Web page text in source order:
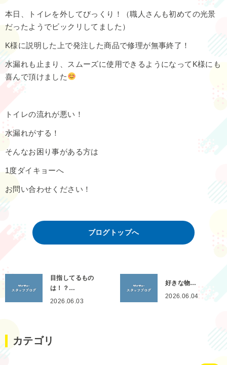
本日、トイレを外してびっくり！（職人さんも初めての光景
だったようでビックリしてました）
K様に説明した上で発注した商品で修理が無事終了！
水漏れも止まり、スムーズに使用できるようになってK様にも
喜んで頂けました
トイレの流れが悪い！
水漏れがする！
そんなお困り事がある方は
1度ダイキョーへ
お問い合わせください！
ブログトップへ
目指してるもの
は！？…
2026.06.03
好きな物…
2026.06.04
カテゴリ